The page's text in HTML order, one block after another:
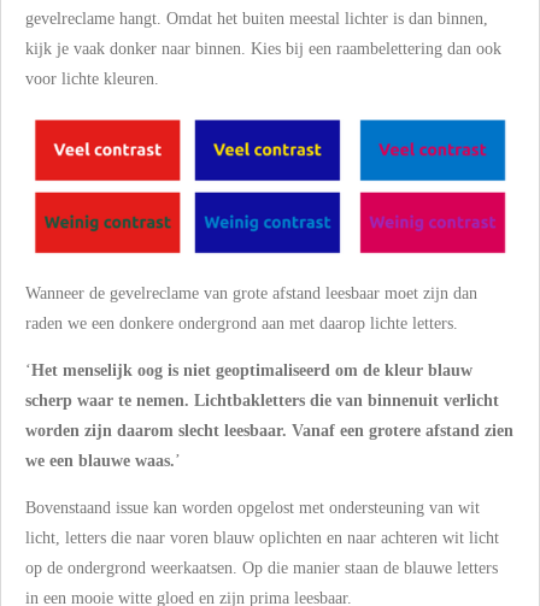
gevelreclame hangt. Omdat het buiten meestal lichter is dan binnen,
kijk je vaak donker naar binnen. Kies bij een raambelettering dan ook
voor lichte kleuren.
Wanneer de gevelreclame van grote afstand leesbaar moet zijn dan
raden we een donkere ondergrond aan met daarop lichte letters.
‘Het menselijk oog is niet geoptimaliseerd om de kleur blauw
scherp waar te nemen. Lichtbakletters die van binnenuit verlicht
worden zijn daarom slecht leesbaar. Vanaf een grotere afstand zien
we een blauwe waas.’
Bovenstaand issue kan worden opgelost met ondersteuning van wit
licht, letters die naar voren blauw oplichten en naar achteren wit licht
op de ondergrond weerkaatsen. Op die manier staan de blauwe letters
in een mooie witte gloed en zijn prima leesbaar.